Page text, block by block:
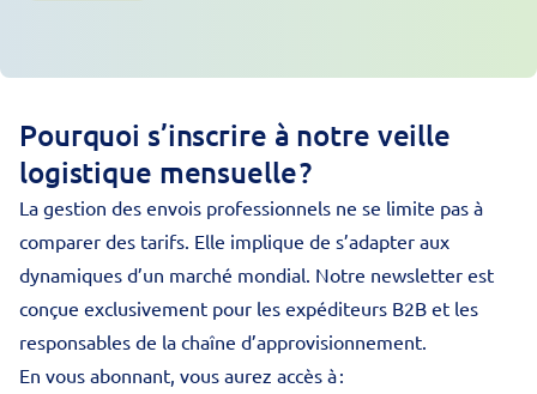
Pourquoi s’inscrire à notre veille
logistique mensuelle ?
La gestion des envois professionnels ne se limite pas à
comparer des tarifs. Elle implique de s’adapter aux
dynamiques d’un marché mondial. Notre newsletter est
conçue exclusivement pour les expéditeurs B2B et les
responsables de la chaîne d’approvisionnement.
En vous abonnant, vous aurez accès à :